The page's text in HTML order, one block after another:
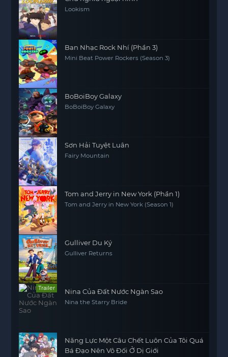
Lookism
Ban Nhạc Rock Nhí (Phần 3)
Mini Beat Power Rockers (Season 3)
BoBoiBoy Galaxy
BoBoiBoy Galaxy
Sơn Hải Tuyệt Luân
Fairy Mountain
Tom and Jerry in New York (Phần 1)
Tom and Jerry in New York (Season 1)
Gulliver Du Ký
Gulliver Returns
Trailer Nina Của Đất Nước Ngàn Sao
Nina the Starry Bride
Năng Lực Một Câu Chết Luôn Của Tôi Quá
Bá Đạo Nên Vô Đối Ở Dị Giới